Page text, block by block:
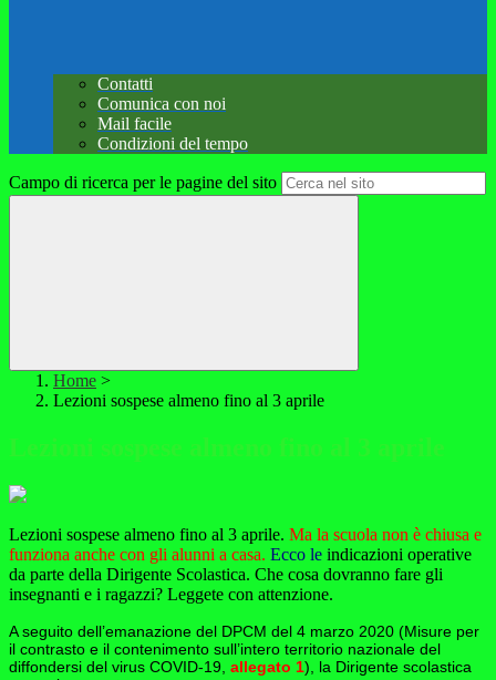
Contatti
Comunica con noi
Mail facile
Condizioni del tempo
Campo di ricerca per le pagine del sito
Home >
Lezioni sospese almeno fino al 3 aprile
Lezioni sospese almeno fino al 3 aprile
Lezioni sospese almeno fino al 3 aprile. Ma la scuola non è chiusa e
funziona anche con gli alunni a casa. Ecco le indicazioni operative
da parte della Dirigente Scolastica. Che cosa dovranno fare gli
insegnanti e i ragazzi? Leggete con attenzione.
A seguito dell’emanazione del DPCM del 4 marzo 2020 (Misure per
il contrasto e il contenimento sull’intero territorio nazionale del
diffondersi del virus COVID-19, allegato 1), la Dirigente scolastica